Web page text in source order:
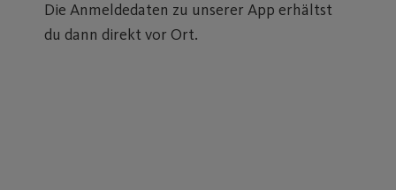
Die Anmeldedaten zu unserer App erhältst
du dann direkt vor Ort.